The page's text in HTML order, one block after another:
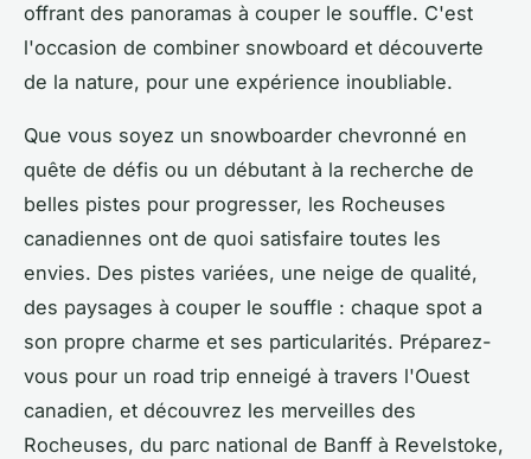
offrant des panoramas à couper le souffle. C'est
l'occasion de combiner snowboard et découverte
de la nature, pour une expérience inoubliable.
Que vous soyez un snowboarder chevronné en
quête de défis ou un débutant à la recherche de
belles pistes pour progresser, les Rocheuses
canadiennes ont de quoi satisfaire toutes les
envies. Des pistes variées, une neige de qualité,
des paysages à couper le souffle : chaque spot a
son propre charme et ses particularités. Préparez-
vous pour un road trip enneigé à travers l'Ouest
canadien, et découvrez les merveilles des
Rocheuses, du parc national de Banff à Revelstoke,